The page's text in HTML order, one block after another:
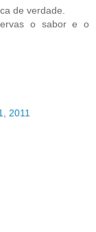
de verdade.
o sabor e o
2011